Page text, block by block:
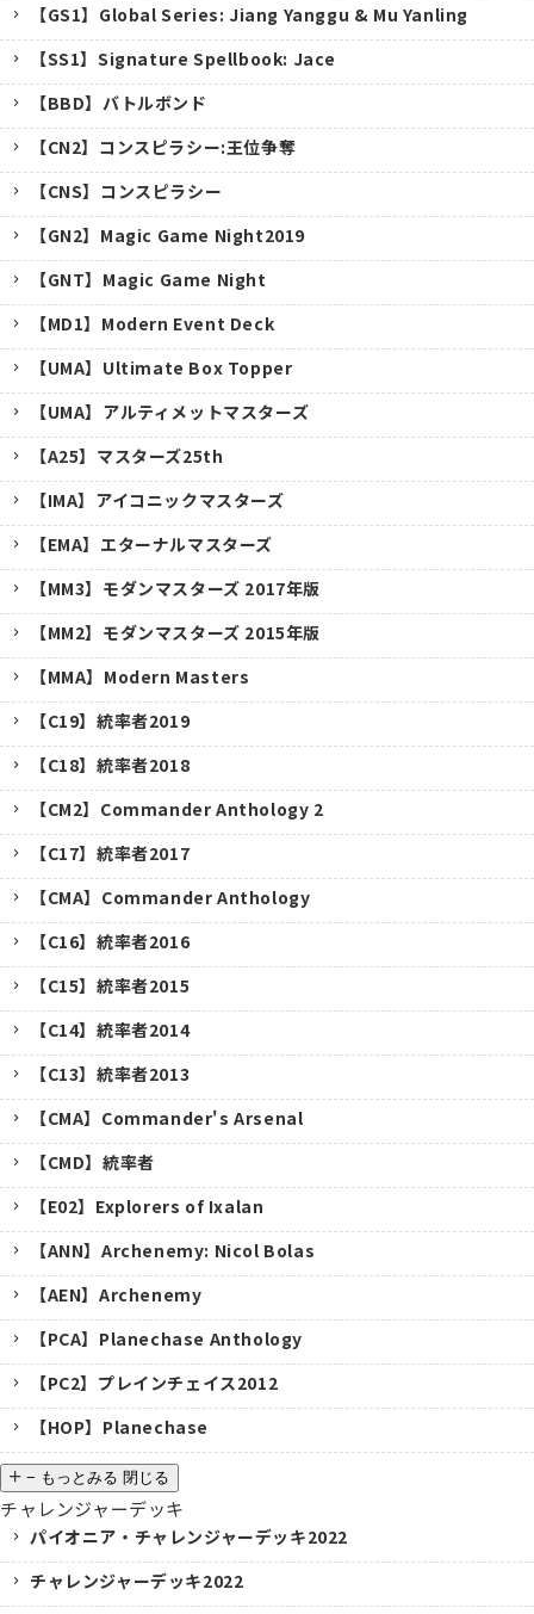
キャンセル
【GS1】Global Series: Jiang Yanggu & Mu Yanling
【SS1】Signature Spellbook: Jace
【BBD】バトルボンド
【CN2】コンスピラシー:王位争奪
【CNS】コンスピラシー
【GN2】Magic Game Night2019
【GNT】Magic Game Night
【MD1】Modern Event Deck
【UMA】Ultimate Box Topper
【UMA】アルティメットマスターズ
【A25】マスターズ25th
【IMA】アイコニックマスターズ
【EMA】エターナルマスターズ
【MM3】モダンマスターズ 2017年版
【MM2】モダンマスターズ 2015年版
【MMA】Modern Masters
【C19】統率者2019
【C18】統率者2018
【CM2】Commander Anthology 2
【C17】統率者2017
【CMA】Commander Anthology
【C16】統率者2016
【C15】統率者2015
【C14】統率者2014
【C13】統率者2013
【CMA】Commander's Arsenal
【CMD】統率者
【E02】Explorers of Ixalan
【ANN】Archenemy: Nicol Bolas
【AEN】Archenemy
【PCA】Planechase Anthology
【PC2】プレインチェイス2012
【HOP】Planechase
− もっとみる 閉じる
チャレンジャーデッキ
パイオニア・チャレンジャーデッキ2022
チャレンジャーデッキ2022